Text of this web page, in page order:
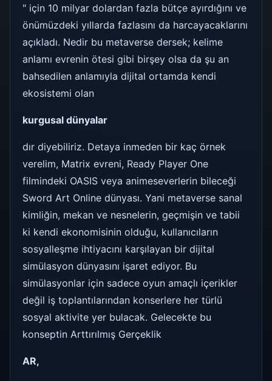
" için 10 milyar dolardan fazla bütçe ayırdığını ve
önümüzdeki yıllarda fazlasını da harcayacaklarını
açıkladı. Nedir bu metaverse dersek; kelime
anlamı evrenin ötesi gibi birşey olsa da şu an
bahsedilen anlamıyla dijital ortamda kendi
ekosistemi olan
kurgusal dünyalar
dır diyebiliriz. Detaya inmeden bir kaç örnek
verelim, Matrix evreni, Ready Player One
filmindeki OASIS veya animeseverlerin bileceği
Sword Art Online dünyası. Yani metaverse sanal
kimliğin, mekan ve nesnelerin, geçmişin ve tabii
ki kendi ekonomisinin olduğu, kullanıcıların
sosyalleşme ihtiyacını karşılayan bir dijital
simülasyon dünyasını işaret ediyor. Bu
simülasyonlar için sadece oyun amaçlı içerikler
değil iş toplantılarından konserlere her türlü
sosyal aktivite yer bulacak. Gelecekte bu
konseptin Arttırılmış Gerçeklik
AR,